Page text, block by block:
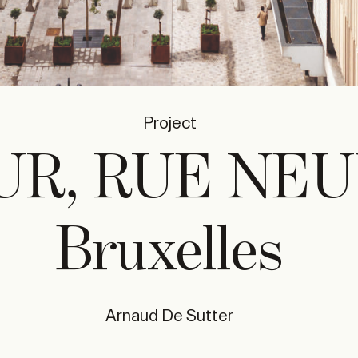
Project
RUE
Bruxelles
Arnaud De Sutter